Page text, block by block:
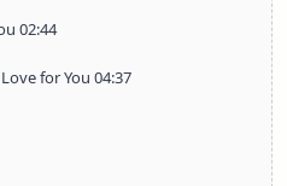
02:44
for You 04:37